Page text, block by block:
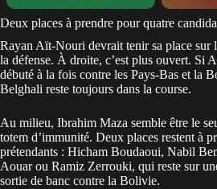
Deux places à prendre pour quatre
Rayan Aït-Nouri devrait tenir sa place sur
la défense. À droite, c’est plus ouvert. Si
débuté à la fois contre les Pays-Bas et la
Belghali reste toujours dans la course.
Au milieu, Ibrahim Maza semble être le
totem d’immunité. Deux places restent à
prétendants : Hicham Boudaoui, Nabil
Aouar ou Ramiz Zerrouki, qui reste sur
sortie de banc contre la Bolivie.